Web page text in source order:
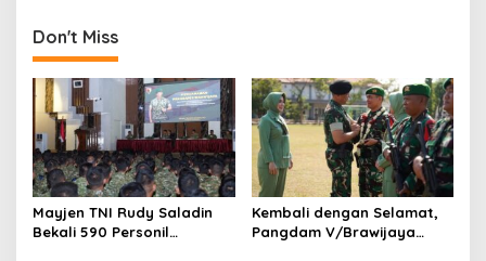
Kesiapan Operasional
Satuan
Don't Miss
Mayjen TNI Rudy Saladin
Bekali 590 Personil
Kembali dengan Selamat,
Pangdam V/Brawijaya